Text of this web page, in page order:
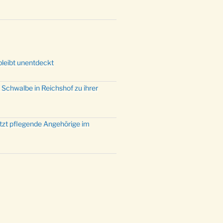
unentdeckt
in Reichshof zu ihrer
pflegende Angehörige im